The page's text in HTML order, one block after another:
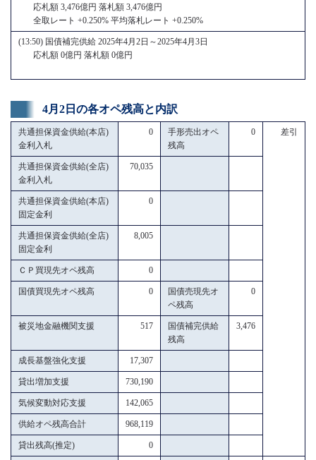
応札額 3,476億円 落札額 3,476億円
全取レート +0.250% 平均落札レート +0.250%
(13:50) 国債補完供給 2025年4月2日～2025年4月3日
応札額 0億円 落札額 0億円
4月2日の各オペ残高と内訳
共通担保資金供給(本店)
金利入札
0
手形売出オペ
残高
0 差引
共通担保資金供給(全店)
金利入札
70,035
共通担保資金供給(本店)
固定金利
0
共通担保資金供給(全店)
固定金利
8,005
ＣＰ買現先オペ残高 0
国債買現先オペ残高 0
国債売現先オ
ペ残高
0
被災地金融機関支援 517
国債補完供給
残高
3,476
成長基盤強化支援 17,307
貸出増加支援 730,190
気候変動対応支援 142,065
供給オペ残高合計 968,119
貸出残高(推定) 0